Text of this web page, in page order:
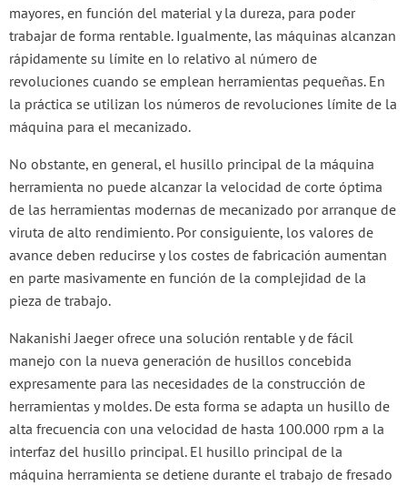
mayores, en función del material y la dureza, para poder
trabajar de forma rentable. Igualmente, las máquinas alcanzan
rápidamente su límite en lo relativo al número de
revoluciones cuando se emplean herramientas pequeñas. En
la práctica se utilizan los números de revoluciones límite de la
máquina para el mecanizado.
No obstante, en general, el husillo principal de la máquina
herramienta no puede alcanzar la velocidad de corte óptima
de las herramientas modernas de mecanizado por arranque de
viruta de alto rendimiento. Por consiguiente, los valores de
avance deben reducirse y los costes de fabricación aumentan
en parte masivamente en función de la complejidad de la
pieza de trabajo.
Nakanishi Jaeger ofrece una solución rentable y de fácil
manejo con la nueva generación de husillos concebida
expresamente para las necesidades de la construcción de
herramientas y moldes. De esta forma se adapta un husillo de
alta frecuencia con una velocidad de hasta 100.000 rpm a la
interfaz del husillo principal. El husillo principal de la
máquina herramienta se detiene durante el trabajo de fresado